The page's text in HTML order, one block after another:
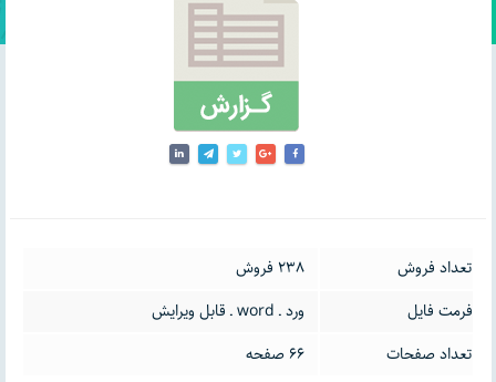
تعداد فروش
238 فروش
فرمت فایل
ورد ـ word ـ قابل ویرایش
تعداد صفحات
66 صفحه